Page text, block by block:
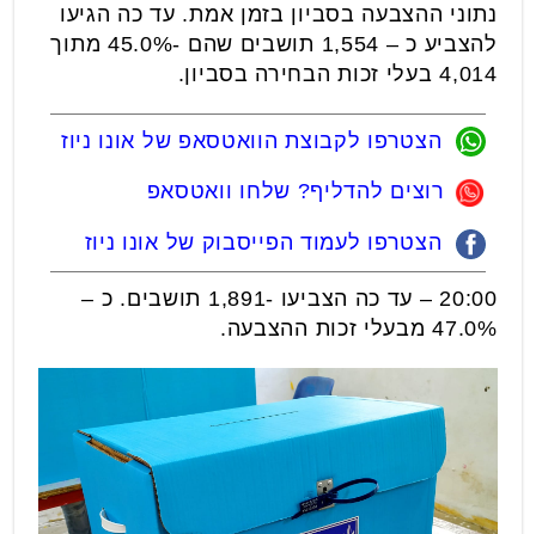
נתוני ההצבעה בסביון בזמן אמת. עד כה הגיעו
להצביע כ – 1,554 תושבים שהם -45.0% מתוך
4,014 בעלי זכות הבחירה בסביון.
הצטרפו לקבוצת הוואטסאפ של אונו ניוז
רוצים להדליף? שלחו וואטסאפ
הצטרפו לעמוד הפייסבוק של אונו ניוז
20:00 – עד כה הצביעו -1,891 תושבים. כ –
47.0% מבעלי זכות ההצבעה.